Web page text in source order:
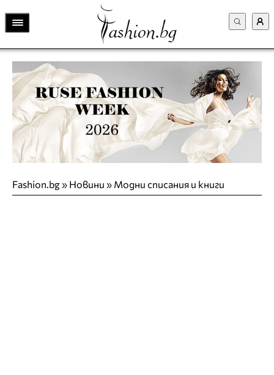
Fashion.bg» Новини » Модни списания и книги